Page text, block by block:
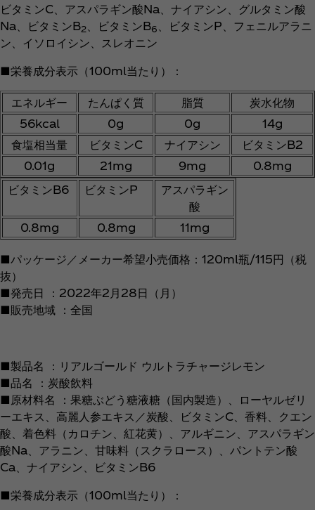
ビタミンC、アスパラギン酸Na、ナイアシン、グルタミン酸
Na、ビタミンB2 、ビタミンB6
、ビタミンP、フェニルアラニ
ン、イソロイシン、スレオニン
■栄養成分表示（100ml当たり）：
エネルギー たんぱく質 脂質
炭水化物
56kcal
0g 0g
14g
食塩相当量
ビタミンC ナイアシン
ビタミンB2
0.01g
21mg 9mg
0.8mg
ビタミンB6
ビタミンP
アスパラギン
酸
0.8mg
0.8mg 11mg
■パッケージ／メーカー希望小売価格：120ml瓶/115円（税
抜）
■発売日 ：2022年2月28日（月）
■販売地域 ：全国
■製品名 ：リアルゴールド ウルトラチャージレモン
■品名 ：炭酸飲料
■原材料名 ：果糖ぶどう糖液糖（国内製造）、ローヤルゼリ
ーエキス、高麗人参エキス／炭酸、ビタミンC、香料、クエン
酸、着色料（カロチン、紅花黄）、アルギニン、アスパラギン
酸Na、アラニン、甘味料（スクラロース）、パントテン酸
Ca、ナイアシン、ビタミンB6
■栄養成分表示（100ml当たり）：